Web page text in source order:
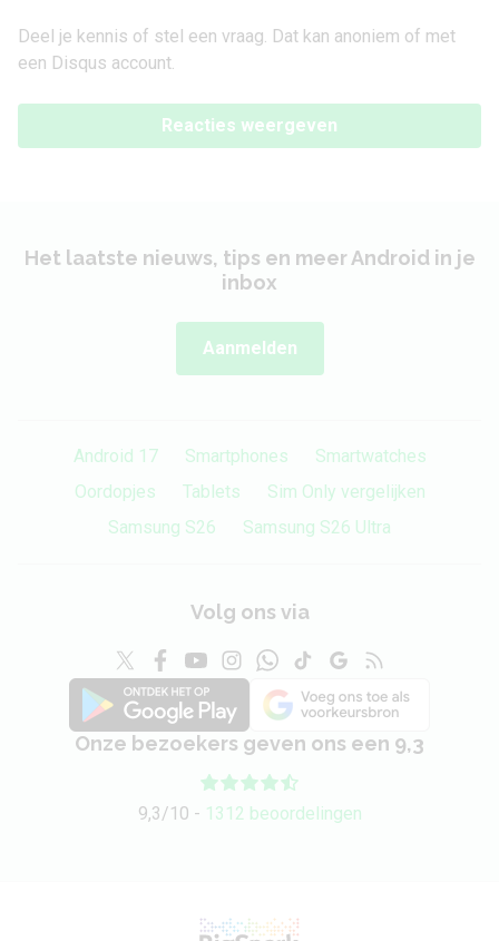
Deel je kennis of stel een vraag. Dat kan anoniem of met
een Disqus account.
Reacties weergeven
Het laatste nieuws, tips en meer Android in je
inbox
Aanmelden
Android 17 Smartphones
Smartwatches
Oordopjes
Tablets
Sim Only vergelijken
Samsung S26
Samsung S26 Ultra
Volg ons via
Onze bezoekers geven ons een 9,3
9,3/10 - 1312 beoordelingen